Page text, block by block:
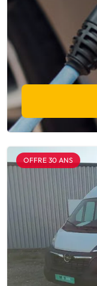
OFFRE 30 ANS